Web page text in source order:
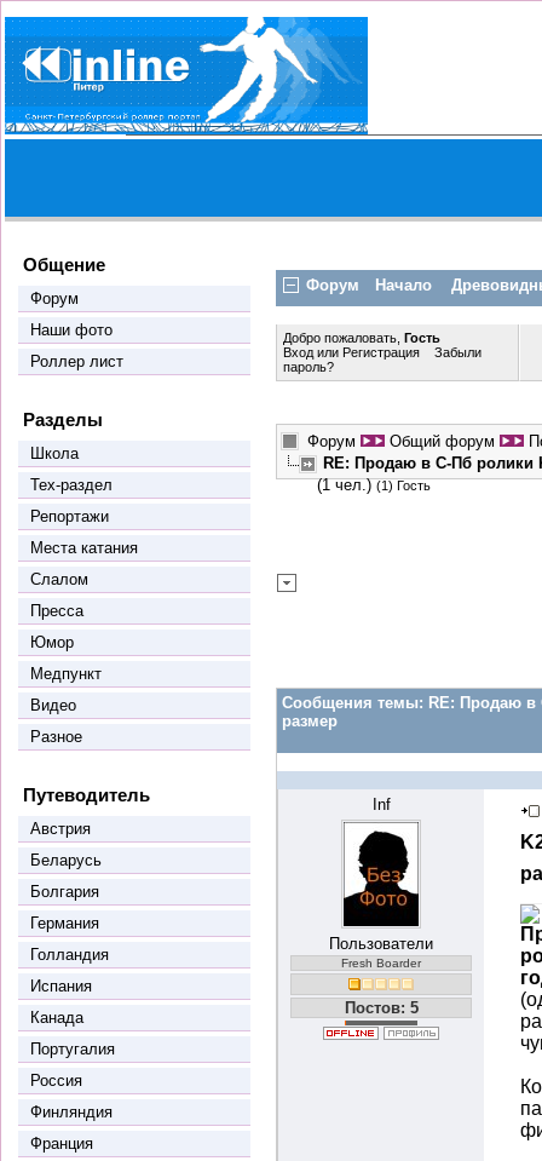
Общение
Форум
Наши фото
Роллер лист
Разделы
Школа
Тех-раздел
Репортажи
Места катания
Слалом
Пресса
Юмор
Медпункт
Видео
Разное
Путеводитель
Австрия
Беларусь
Болгария
Германия
Голландия
Испания
Канада
Португалия
Россия
Финляндия
Франция
Форум Начало
Добро пожаловать,Гость
Входили Регистрация
Забыли
пароль?
Форум Общий форум
RE: Продаю в С-Пб ролики
(1 чел.) (1) Гость
Сообщения темы: RE: Продаю в
размер
Inf
Пользователи
Fresh Boarder
Постов: 5